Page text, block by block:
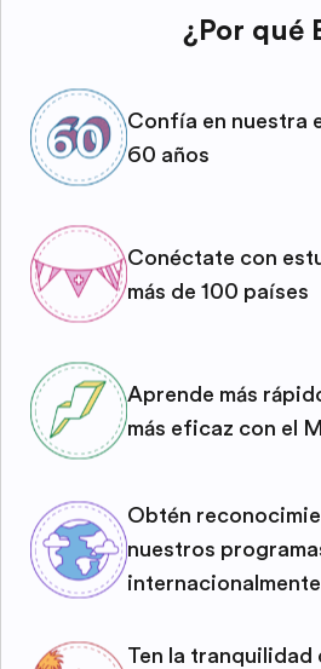
¿Por qué
Confía en nuestra
60 años
Conéctate con
más de 100 países
Aprende más
más eficaz con el
Obtén
nuestros
internacionalmente
Ten la tranquilidad